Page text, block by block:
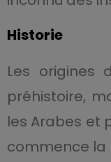
Historie
Les origines
préhistoire,
les Arabes et
commence la